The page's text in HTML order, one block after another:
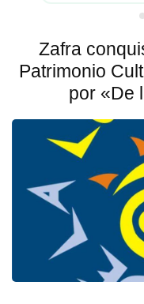
Zafra
Patrimonio
por «De